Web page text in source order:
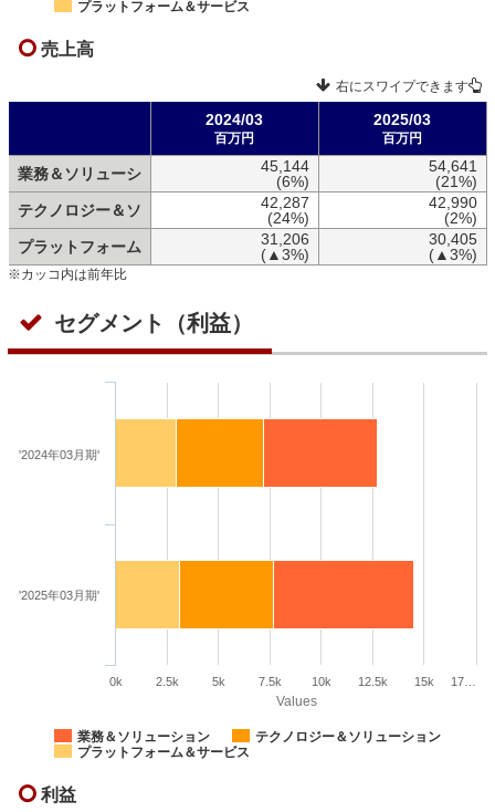
プラットフォーム＆サービス
売上高
右にスワイプできます
2024/03
百万円
2025/03
百万円
業務＆ソリューシ
45,144
(6%)
54,641
(21%)
テクノロジー＆ソ
42,287
(24%)
42,990
(2%)
プラットフォーム
31,206
(▲3%)
30,405
(▲3%)
※カッコ内は前年比
セグメント（利益）
Values
業務＆ソリューション
テクノロジー＆ソリューション
プラットフォーム＆サービス
'2024年03月期'
'2025年03月期'
0k 2.5k 5k 7.5k 10k 12.5k 15k 17…
利益